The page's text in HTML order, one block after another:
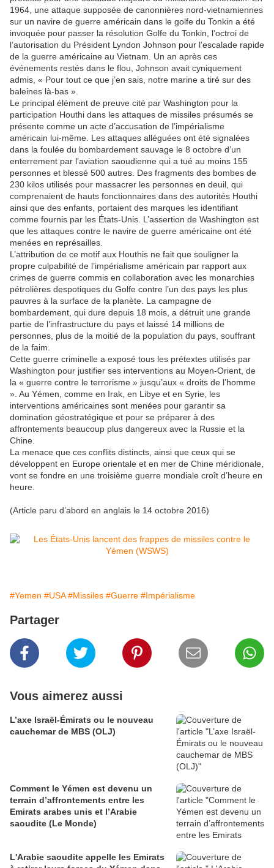
1964, une attaque supposée de canonnières nord-vietnamiennes
sur un navire de guerre américain dans le golfe du Tonkin a été
invoquée pour passer la résolution Golfe du Tonkin, l’octroi de
l’autorisation du Président Lyndon Johnson pour l’escalade rapide
de la guerre américaine au Vietnam. Un an après ces
événements restés dans le flou, Johnson avait cyniquement
admis, « Pour tout ce que j’en sais, notre marine a tiré sur des
baleines là-bas ».
Le principal élément de preuve cité par Washington pour la
participation Houthi dans les attaques de missiles présumés se
présente comme un acte d’accusation de l’impérialisme
américain lui-même. Les attaques alléguées ont été signalées
dans la foulée du bombardement sauvage le 8 octobre d’un
enterrement par l’aviation saoudienne qui a tué au moins 155
personnes et blessé 500 autres. Des fragments des bombes de
230 kilos utilisés pour massacrer les personnes en deuil, qui
comprenaient de hauts fonctionnaires dans des autorités Houthi
ainsi que des enfants, portaient des marques les identifiant
comme fournis par les États-Unis. L’assertion de Washington est
que les attaques contre le navire de guerre américaine ont été
menées en représailles.
L’attribution de ce motif aux Houthis ne fait que souligner la
propre culpabilité de l’impérialisme américain par rapport aux
crimes de guerre commis en collaboration avec les monarchies
pétrolières despotiques du Golfe contre l’un des pays les plus
pauvres à la surface de la planète. La campagne de
bombardement, qui dure depuis 18 mois, a détruit une grande
partie de l’infrastructure du pays et laissé 14 millions de
personnes, plus de la moitié de la population du pays, souffrant
de la faim.
Cette guerre criminelle a exposé tous les prétextes utilisés par
Washington pour justifier ses interventions au Moyen-Orient, de
la « guerre contre le terrorisme » jusqu’aux « droits de l’homme
». Au Yémen, comme en Irak, en Libye et en Syrie, les
interventions américaines sont menées pour garantir sa
domination géostratégique et pour se préparer à des
affrontements beaucoup plus dangereux avec la Russie et la
Chine.
La menace que ces conflits distincts, ainsi que ceux qui se
développent en Europe orientale et en mer de Chine méridionale,
vont se fondre en une troisième guerre mondiale croît d’heure en
heure.
(Article paru d’abord en anglais le 14 octobre 2016)
#Yemen #USA #Missiles #Guerre #Impérialisme
Partager
Vous aimerez aussi
L’axe Israël-Émirats ou le nouveau
cauchemar de MBS (OLJ)
Comment le Yémen est devenu un
terrain d’affrontements entre les
Emirats arabes unis et l’Arabie
saoudite (Le Monde)
L'Arabie saoudite appelle les Emirats